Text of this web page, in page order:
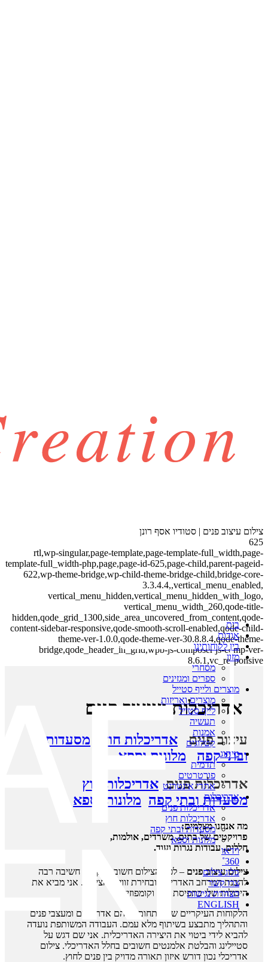
בית
אודות
בין לקוחותינו
מזון
מסחרי
ספרים ומגזינים
מוצרים ולייף סטייל
מוצרים ואריזות
לייף סטייל
תעשיה
אמנות
קטלוגים
מיתוג
תדמית
פורטרטים
אתרי אינטרנט
אדריכלות
אדריכלות פנים
אדריכלות חוץ
מסעדות ובתי קפה
מלונות וספא
וידאו
360˚
בלוג צילום
צרו קשר
הצהרת נגישות
ENGLISH
צילום עיצוב פנים | סטודיו אסף רונן
625
rtl,wp-singular,page-template,page-template-full_width,page-
template-full_width-php,page,page-id-625,page-child,parent-pageid-
622,wp-theme-bridge,wp-child-theme-bridge-child,bridge-core-
3.3.4.4,,vertical_menu_enabled,
vertical_menu_hidden,vertical_menu_hidden_with_logo,
vertical_menu_width_260,qode-title-
hidden,qode_grid_1300,side_area_uncovered_from_content,qode-
content-sidebar-responsive,qode-smooth-scroll-enabled,qode-child-
theme-ver-1.0.0,qode-theme-ver-30.8.8.4,qode-theme-
bridge,qode_header_in_grid,wpb-js-composer js-comp-ver-
8.6.1,vc_responsive
אדריכלות ועיצוב פנים
עיצוב פנים אדריכלות חוץ
מסעדות
ובתי קפה
מלונות וספא
אדריכלות פנים אדריכלות חוץ
מסעדות ובתי קפה מלונות וספא
מה אנחנו מצלמים:
פרויקטים של בתים, משרדים, אולמות,
חללים, עבודות נגרות ועוד.
צילום עיצוב פנים – לפני הצילום חשוב להקדיש חשיבה רבה
להבנת המרחב האדריכלי ובחירת זוויות הצילום. אני מביא את
היכולות שלי בתפיסת חלל וקומפוזיציה.
הלקוחות העיקריים שלי בתחום זה הם אדריכלים ומעצבי פנים
והתהליך מתבצע בשיתוף מלא עמם. העבודה המשותפת נועדה
להביא לידי ביטוי את היצירה האדריכלית. אני שם דגש על
סטיילינג והבלטת אלמנטים חשובים בחלל האדריכלי. צילום
אדריכלי נכון דורש איזון תאורה מדויק בין פנים לחוץ.